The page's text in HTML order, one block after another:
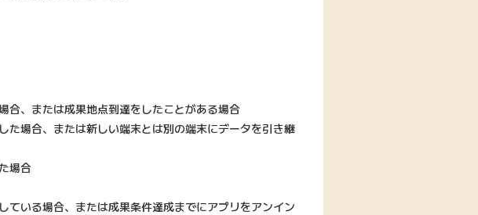
合、または成果地点到達をしたことがある場合
た場合、または新しい端末とは別の端末にデータを引き継
場合
ている場合、または成果条件達成までにアプリをアンイン